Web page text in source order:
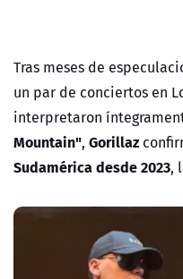
Tras meses de
un par de conciertos en
interpretaron
Mountain", Gorillaz
Sudamérica desde 2023,